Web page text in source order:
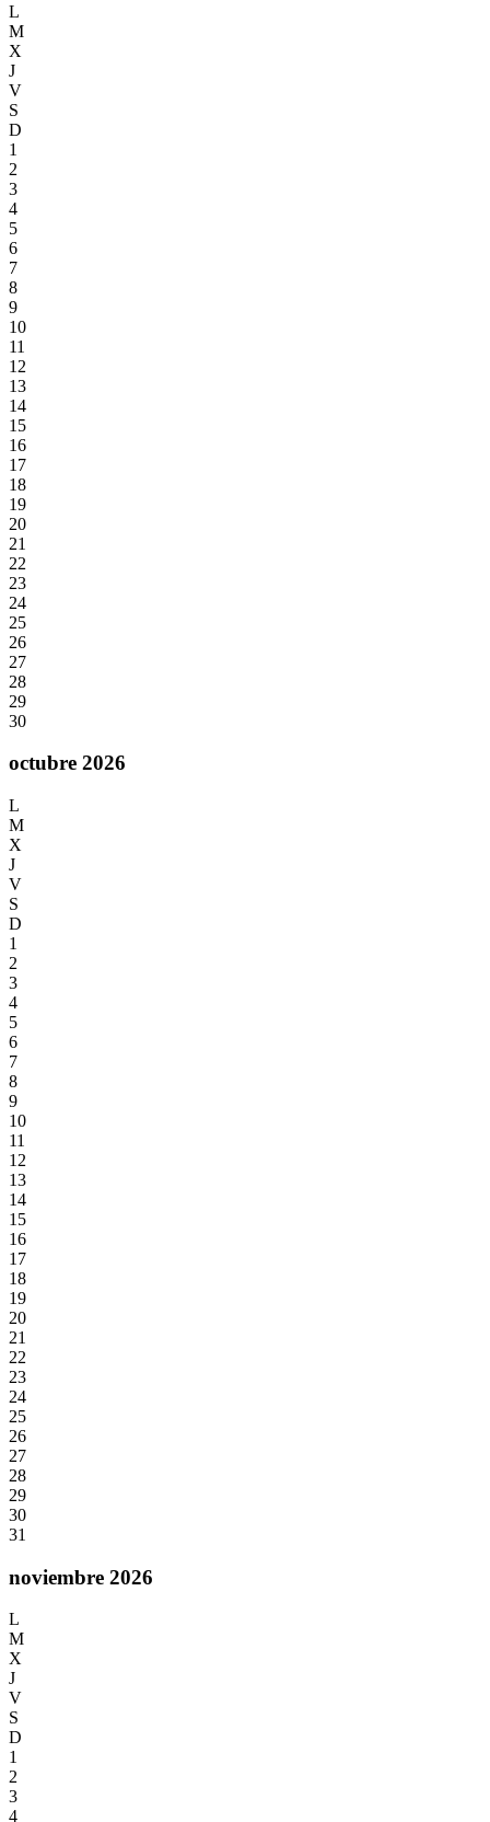
L
M
X
J
V
S
D
1
2
3
4
5
6
7
8
9
10
11
12
13
14
15
16
17
18
19
20
21
22
23
24
25
26
27
28
29
30
octubre 2026
L
M
X
J
V
S
D
1
2
3
4
5
6
7
8
9
10
11
12
13
14
15
16
17
18
19
20
21
22
23
24
25
26
27
28
29
30
31
noviembre 2026
L
M
X
J
V
S
D
1
2
3
4